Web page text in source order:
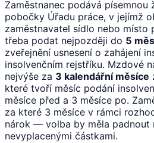
Zaměstnanec podává písemnou
pobočky Úřadu práce, v jejímž
zaměstnavatel sídlo nebo místo
třeba podat nejpozději do 5
zveřejnění usnesení o zahájení
insolvenčním rejstříku. Mzdové
nejvýše za 3 kalendářní měsíce
které tvoří měsíc podání
měsíce před a 3 měsíce po.
za které 3 měsíce v rámci
nárok — volba by měla padnout
nevyplacenými částkami.